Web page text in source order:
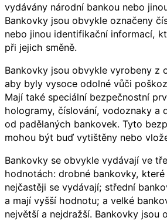
vydávány národní bankou nebo
Bankovky jsou obvykle označeny
nebo jinou identifikační informací,
při jejich směně.
Bankovky jsou obvykle vyrobeny z
aby byly vysoce odolné vůči
Mají také speciální bezpečnostní
hologramy, číslování, vodoznaky a
od padělaných bankovek. Tyto
mohou být buď vytištěny nebo
Bankovky se obvykle vydávají ve
hodnotách: drobné bankovky, které
nejčastěji se vydávají; střední
a mají vyšší hodnotu; a velké
největší a nejdražší. Bankovky jsou